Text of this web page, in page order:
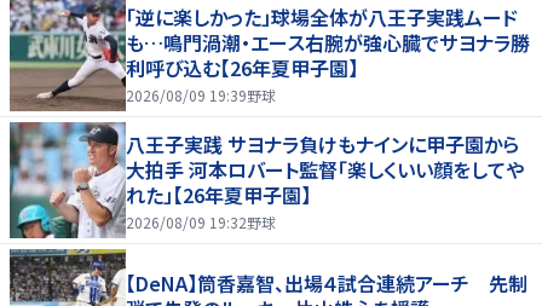
「逆に楽しかった」球場全体が八王子実践ムード
も…鳴門渦潮・エース右腕が強心臓でサヨナラ勝
利呼び込む【26年夏甲子園】
2026/08/09 19:39野球
八王子実践 サヨナラ負けもナインに甲子園から
大拍手 河本ロバート監督「楽しくいい顔をしてや
れた」【26年夏甲子園】
2026/08/09 19:32野球
【DeNA】筒香嘉智、出場４試合連続アーチ 先制